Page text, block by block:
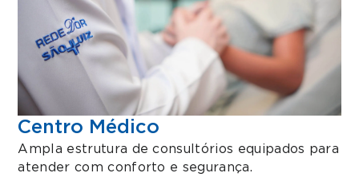
Centro Médico
Ampla estrutura de consultórios equipados para
atender com conforto e segurança.